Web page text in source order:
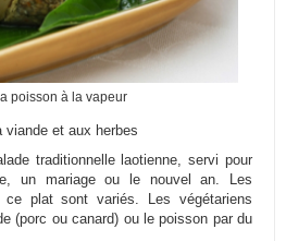
poisson à la vapeur
viande et aux herbes
traditionnelle laotienne, servi pour
un mariage ou le nouvel an. Les
ce plat sont variés. Les végétariens
(porc ou canard) ou le poisson par du